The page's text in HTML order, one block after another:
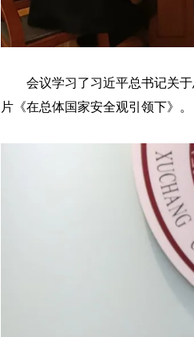
会议学习了习近平总书记关
片《在总体国家安全观引领下》。